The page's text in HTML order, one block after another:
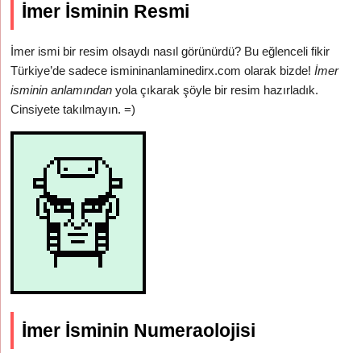
İmer İsminin Resmi
İmer ismi bir resim olsaydı nasıl görünürdü? Bu eğlenceli fikir
Türkiye’de sadece ismininanlaminedirx.com olarak bizde!İmer
isminin anlamından yola çıkarak şöyle bir resim hazırladık.
Cinsiyete takılmayın. =)
İmer İsminin Numeraolojisi